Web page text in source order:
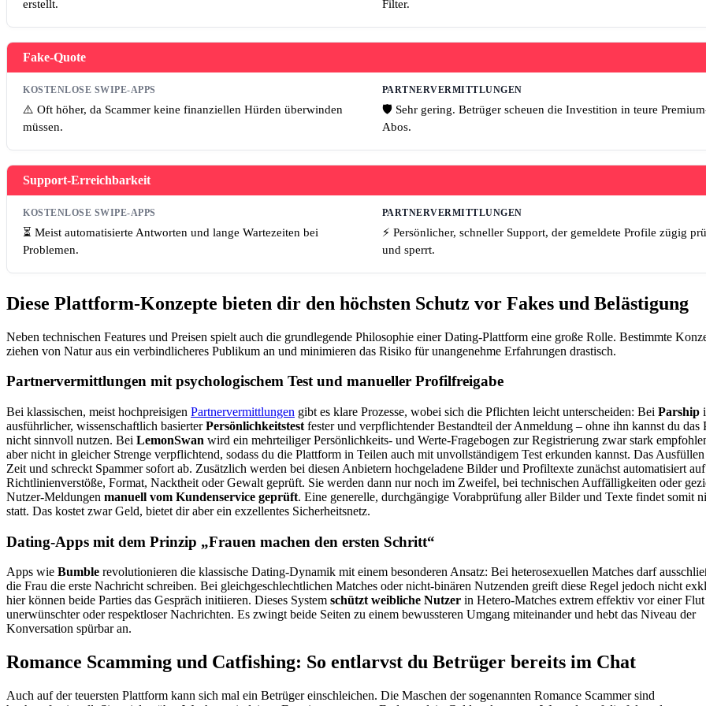
erstellt.
Filter.
Fake-Quote
KOSTENLOSE SWIPE-APPS
⚠️ Oft höher, da Scammer keine finanziellen Hürden überwinden
müssen.
PARTNERVERMITTLUNGEN
🛡️ Sehr gering. Betrüger scheuen die Investition in teure
Abos.
Support-Erreichbarkeit
KOSTENLOSE SWIPE-APPS
⏳ Meist automatisierte Antworten und lange Wartezeiten bei
Problemen.
PARTNERVERMITTLUNGEN
⚡ Persönlicher, schneller Support, der gemeldete Profile zügig
und sperrt.
Diese Plattform-Konzepte bieten dir den höchsten Schutz vor Fakes und Belästigung
Neben technischen Features und Preisen spielt auch die grundlegende Philosophie einer Dating-Plattform eine große Rolle. Bestimmte
ziehen von Natur aus ein verbindlicheres Publikum an und minimieren das Risiko für unangenehme Erfahrungen drastisch.
Partnervermittlungen mit psychologischem Test und manueller Profilfreigabe
Bei klassischen, meist hochpreisigen Partnervermittlungen gibt es klare Prozesse, wobei sich die Pflichten leicht unterscheiden: Bei Parship
ausführlicher, wissenschaftlich basierterPersönlichkeitstest fester und verpflichtender Bestandteil der Anmeldung – ohne ihn kannst du das
nicht sinnvoll nutzen. Bei LemonSwan wird ein mehrteiliger Persönlichkeits- und Werte-Fragebogen zur Registrierung zwar stark
aber nicht in gleicher Strenge verpflichtend, sodass du die Plattform in Teilen auch mit unvollständigem Test erkunden kannst. Das
Zeit und schreckt Spammer sofort ab. Zusätzlich werden bei diesen Anbietern hochgeladene Bilder und Profiltexte zunächst automatisiert auf
Richtlinienverstöße, Format, Nacktheit oder Gewalt geprüft. Sie werden dann nur noch im Zweifel, bei technischen Auffälligkeiten oder
Nutzer-Meldungen manuell vom Kundenservice geprüft. Eine generelle, durchgängige Vorabprüfung aller Bilder und Texte findet somit
statt. Das kostet zwar Geld, bietet dir aber ein exzellentes Sicherheitsnetz.
Dating-Apps mit dem Prinzip „Frauen machen den ersten Schritt“
Apps wie Bumble revolutionieren die klassische Dating-Dynamik mit einem besonderen Ansatz: Bei heterosexuellen Matches darf
die Frau die erste Nachricht schreiben. Bei gleichgeschlechtlichen Matches oder nicht-binären Nutzenden greift diese Regel jedoch nicht
hier können beide Parties das Gespräch initiieren. Dieses System schützt weibliche Nutzer in Hetero-Matches extrem effektiv vor einer Flut
unerwünschter oder respektloser Nachrichten. Es zwingt beide Seiten zu einem bewussteren Umgang miteinander und hebt das Niveau der
Konversation spürbar an.
Romance Scamming und Catfishing: So entlarvst du Betrüger bereits im Chat
Auch auf der teuersten Plattform kann sich mal ein Betrüger einschleichen. Die Maschen der sogenannten Romance Scammer sind